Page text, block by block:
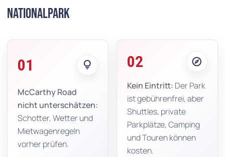
Nationalpark
01 lightbulb
McCarthy Road
nicht unterschätzen:
Schotter, Wetter und
Mietwagenregeln
vorher prüfen.
02 explore
Kein Eintritt: Der Park
ist gebührenfrei, aber
Shuttles, private
Parkplätze, Camping
und Touren können
kosten.